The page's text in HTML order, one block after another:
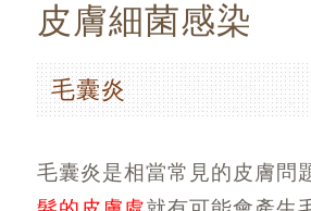
皮膚細菌感染
毛囊炎
毛囊炎是相當常見的皮膚問